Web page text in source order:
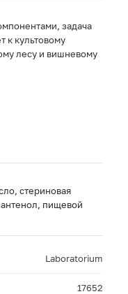
задача
к культовому
лесу и вишневому
стериновая
пищевой
Laboratorium
17652